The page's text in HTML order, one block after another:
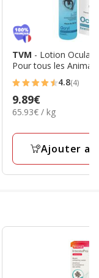
TVM - Lotion
Pour tous les
4.8
étoiles
avec
4
4.8(4)
Prix
9.89€
9.89€
65.93€
Kg
65.93€ / kg
Ajouter